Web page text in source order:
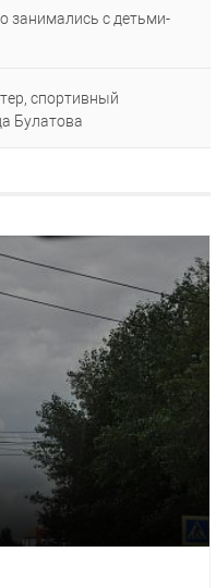
занимались с детьми-
спортивный
Булатова